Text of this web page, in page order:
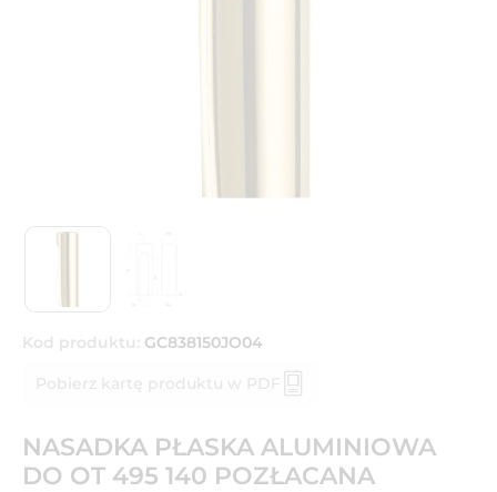
Kod produktu: GC838150JO04
Pobierz kartę produktu w PDF
NASADKA PŁASKA ALUMINIOWA
DO OT 495 140 POZŁACANA